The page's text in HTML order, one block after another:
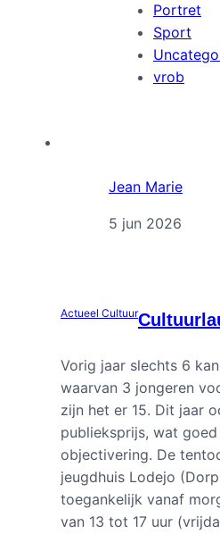
Portret
Sport
vrob
Jean Marie
5 jun 2026
Actueel Cultuur
Vorig jaar slechts 6
waarvan 3 jongeren
zijn het er 15. Dit jaar
publieksprijs, wat
objectivering. De
jeugdhuis Lodejo
toegankelijk vanaf
van 13 tot 17 uur